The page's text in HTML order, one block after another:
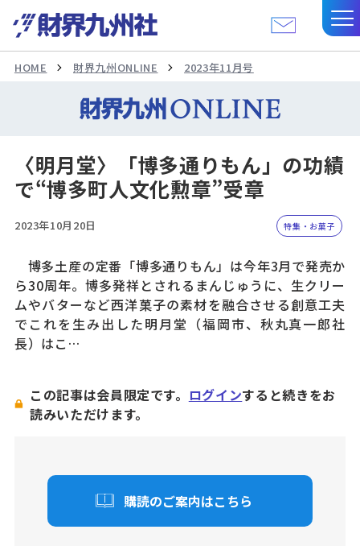
HOME 財界九州ONLINE 2023年11月号
〈明月堂〉「博多通りもん」の功績
で“博多町人文化勲章”受章
2023年10月20日 特集・お菓子
博多土産の定番「博多通りもん」は今年3月で発売か
ら30周年。博多発祥とされるまんじゅうに、生クリー
ムやバターなど西洋菓子の素材を融合させる創意工夫
でこれを生み出した明月堂（福岡市、秋丸真一郎社
長）はこ…
この記事は会員限定です。 ログインすると続きをお
読みいただけます。
購読のご案内はこちら